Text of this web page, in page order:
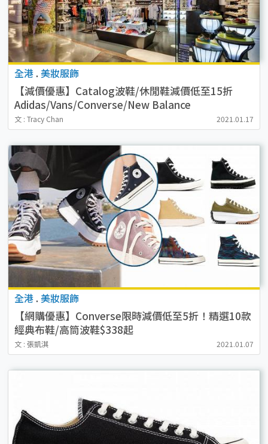
全港 . 美妝服飾
【減價優惠】Catalog波鞋/休閒鞋減價低至15折
Adidas/Vans/Converse/New Balance
文 : Tracy Chan 2021.01.17
全港 . 美妝服飾
【網購優惠】Converse限時減價低至5折！精選10款
經典布鞋/高筒波鞋$338起
文 : 張凱淇 2021.01.07